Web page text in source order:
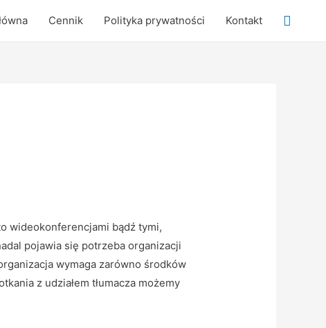
Cennik Polityka prywatności Kontakt Search
wideokonferencjami bądź tymi,
pojawia się potrzeba organizacji
wymaga zarówno środków
z udziałem tłumacza możemy